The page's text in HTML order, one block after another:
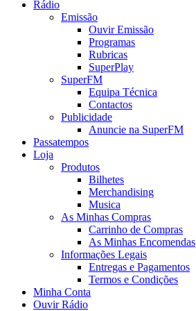
Rádio
Emissão
Ouvir Emissão
Programas
Rubricas
SuperPlay
SuperFM
Equipa Técnica
Contactos
Publicidade
Anuncie na SuperFM
Passatempos
Loja
Produtos
Bilhetes
Merchandising
Musica
As Minhas Compras
Carrinho de Compras
As Minhas Encomendas
Informações Legais
Entregas e Pagamentos
Termos e Condições
Minha Conta
Ouvir Rádio